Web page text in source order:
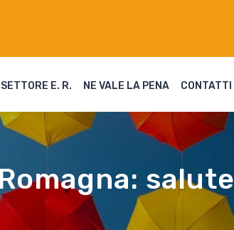
E. R. NE VALE LA PENA CONTATTI